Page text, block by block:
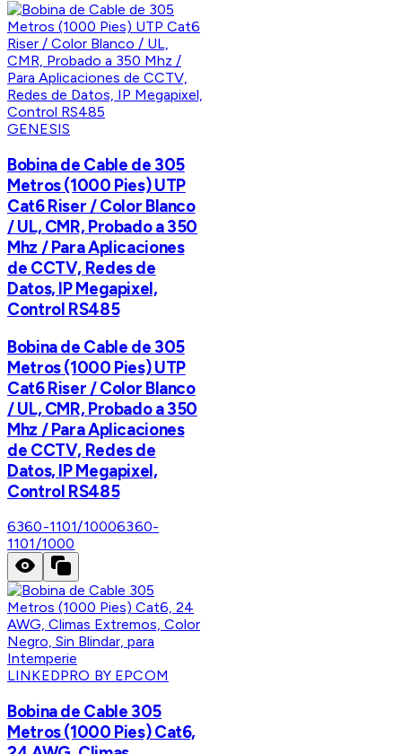
GENESIS
Bobina de Cable de 305
Metros (1000 Pies) UTP
Cat6 Riser / Color Blanco
/ UL, CMR, Probado a 350
Mhz / Para Aplicaciones
de CCTV, Redes de
Datos, IP Megapixel,
Control RS485
Bobina de Cable de 305
Metros (1000 Pies) UTP
Cat6 Riser / Color Blanco
/ UL, CMR, Probado a 350
Mhz / Para Aplicaciones
de CCTV, Redes de
Datos, IP Megapixel,
Control RS485
6360-1101/10006360-
1101/1000
LINKEDPRO BY EPCOM
Bobina de Cable 305
Metros (1000 Pies) Cat6,